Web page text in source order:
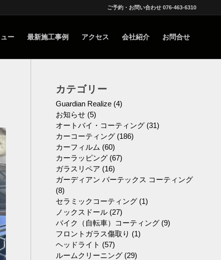
ご予約・お問い合わせ 076-463-6310
ー 最新施工事例 アクセス 会社紹介 お問合せ
カテゴリー
Guardian Realize (4)
お知らせ (5)
オートバイ・コーティング (31)
カーコーティング (186)
カーフィルム (60)
カーラッピング (67)
ガラスリペア (16)
ガーディアン バーテックス コーティング
(8)
セラミックコーティング (1)
ノックスドール (27)
バイク（自転車）コーティング (9)
フロントガラス傷取り (1)
ヘッドライト (57)
ルームクリーニング (29)